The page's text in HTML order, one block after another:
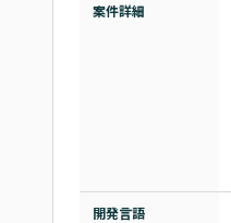
案件詳細
開発言語